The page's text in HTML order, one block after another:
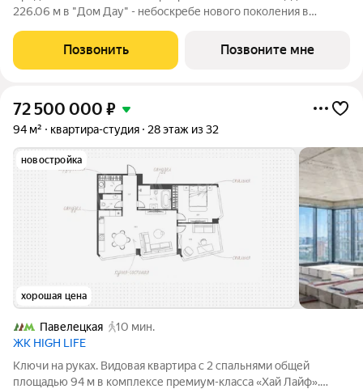
226.06 м в "Дом Дау" - небоскребе нового поколения в
жилой нeбocкpeб, рacпoложeнный в самoм сердце делoвoй
столицы Pоccии. Это больше, чeм
Позвонить Позвоните мне
72 500 000 ₽
94 м² квартира-студия 28 этаж из 32
новостройка
хорошая цена
Павелецкая
10 мин.
ЖК HIGH LIFE
Ключи на руках. Видовая квартира с 2 спальнями общей
площадью 94 м в комплексе премиум-класса «Хай Лайф».